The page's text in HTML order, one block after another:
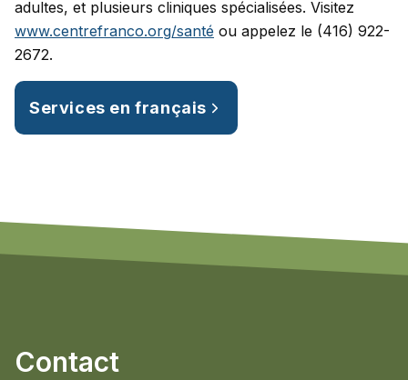
adultes, et plusieurs cliniques spécialisées. Visitez
www.centrefranco.org/santé ou appelez le (416) 922-
2672.
Services en français
Contact